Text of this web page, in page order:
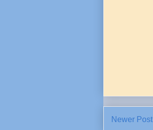
Newer Post